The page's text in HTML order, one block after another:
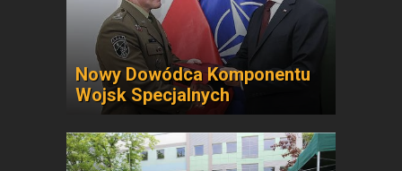
Nowy Dowódca Komponentu
Wojsk Specjalnych